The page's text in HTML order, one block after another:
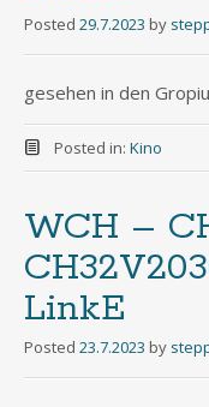
Posted 29.7.2023 by
gesehen in den
Posted in: Kino
WCH –
LinkE
Posted 23.7.2023 by